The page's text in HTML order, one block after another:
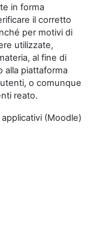
in forma
il corretto
per motivi di
utilizzate,
al fine di
alla piattaforma
o comunque
reato.
(Moodle)